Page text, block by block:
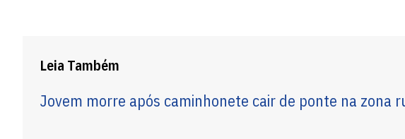
Leia Também
Jovem morre após caminhonete cair de ponte na zona